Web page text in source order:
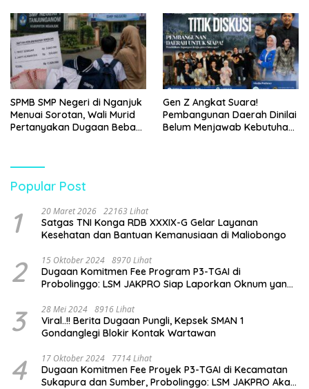
SPMB SMP Negeri di Nganjuk
Menuai Sorotan, Wali Murid
Pertanyakan Dugaan Beban
Pendidikan
Gen Z Angkat Suara!
Pembangunan Daerah Dinilai
Belum Menjawab Kebutuhan
Popular Post
1 20 Maret 2026 22163 Lihat
Satgas TNI Konga RDB XXXIX-G Gelar Layanan
Kesehatan dan Bantuan Kemanusiaan di Maliobongo
2 15 Oktober 2024 8970 Lihat
Dugaan Komitmen Fee Program P3-TGAI di
Probolinggo: LSM JAKPRO Siap Laporkan Oknum yang
3 28 Mei 2024 8916 Lihat
Viral..!! Berita Dugaan Pungli, Kepsek SMAN 1
Gondanglegi Blokir Kontak Wartawan
4 17 Oktober 2024 7714 Lihat
Dugaan Komitmen Fee Proyek P3-TGAI di Kecamatan
Sukapura dan Sumber, Probolinggo: LSM JAKPRO Akan